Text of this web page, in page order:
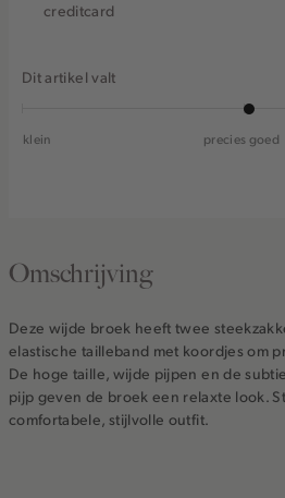
creditcard
Dit artikel valt
klein precies goed
Omschrijving
Deze wijde broek heeft twee
elastische tailleband met koordjes om
De hoge taille, wijde pijpen en de
pijp geven de broek een relaxte look.
comfortabele, stijlvolle outfit.